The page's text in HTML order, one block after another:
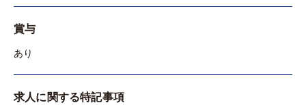
賞与
あり
求人に関する特記事項